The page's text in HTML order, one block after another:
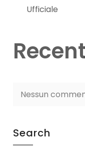
Ufficiale
Nessun
Search